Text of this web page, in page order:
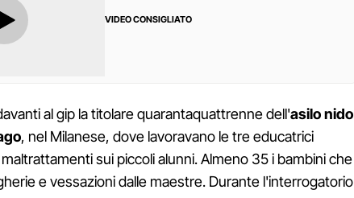
VIDEO CONSIGLIATO
al gip la titolare quarantaquattrenne dell'asilo nido
, nel Milanese, dove lavoravano le tre educatrici
sui piccoli alunni. Almeno 35 i bambini che
e vessazioni dalle maestre. Durante l'interrogatorio